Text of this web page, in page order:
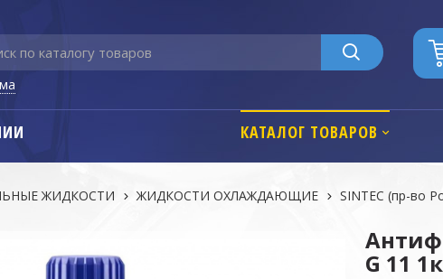
КАТАЛОГ ТОВАРОВ
ЖИДКОСТИ ЖИДКОСТИ ОХЛАЖДАЮЩИЕ
SINTEC (пр-во
G 11